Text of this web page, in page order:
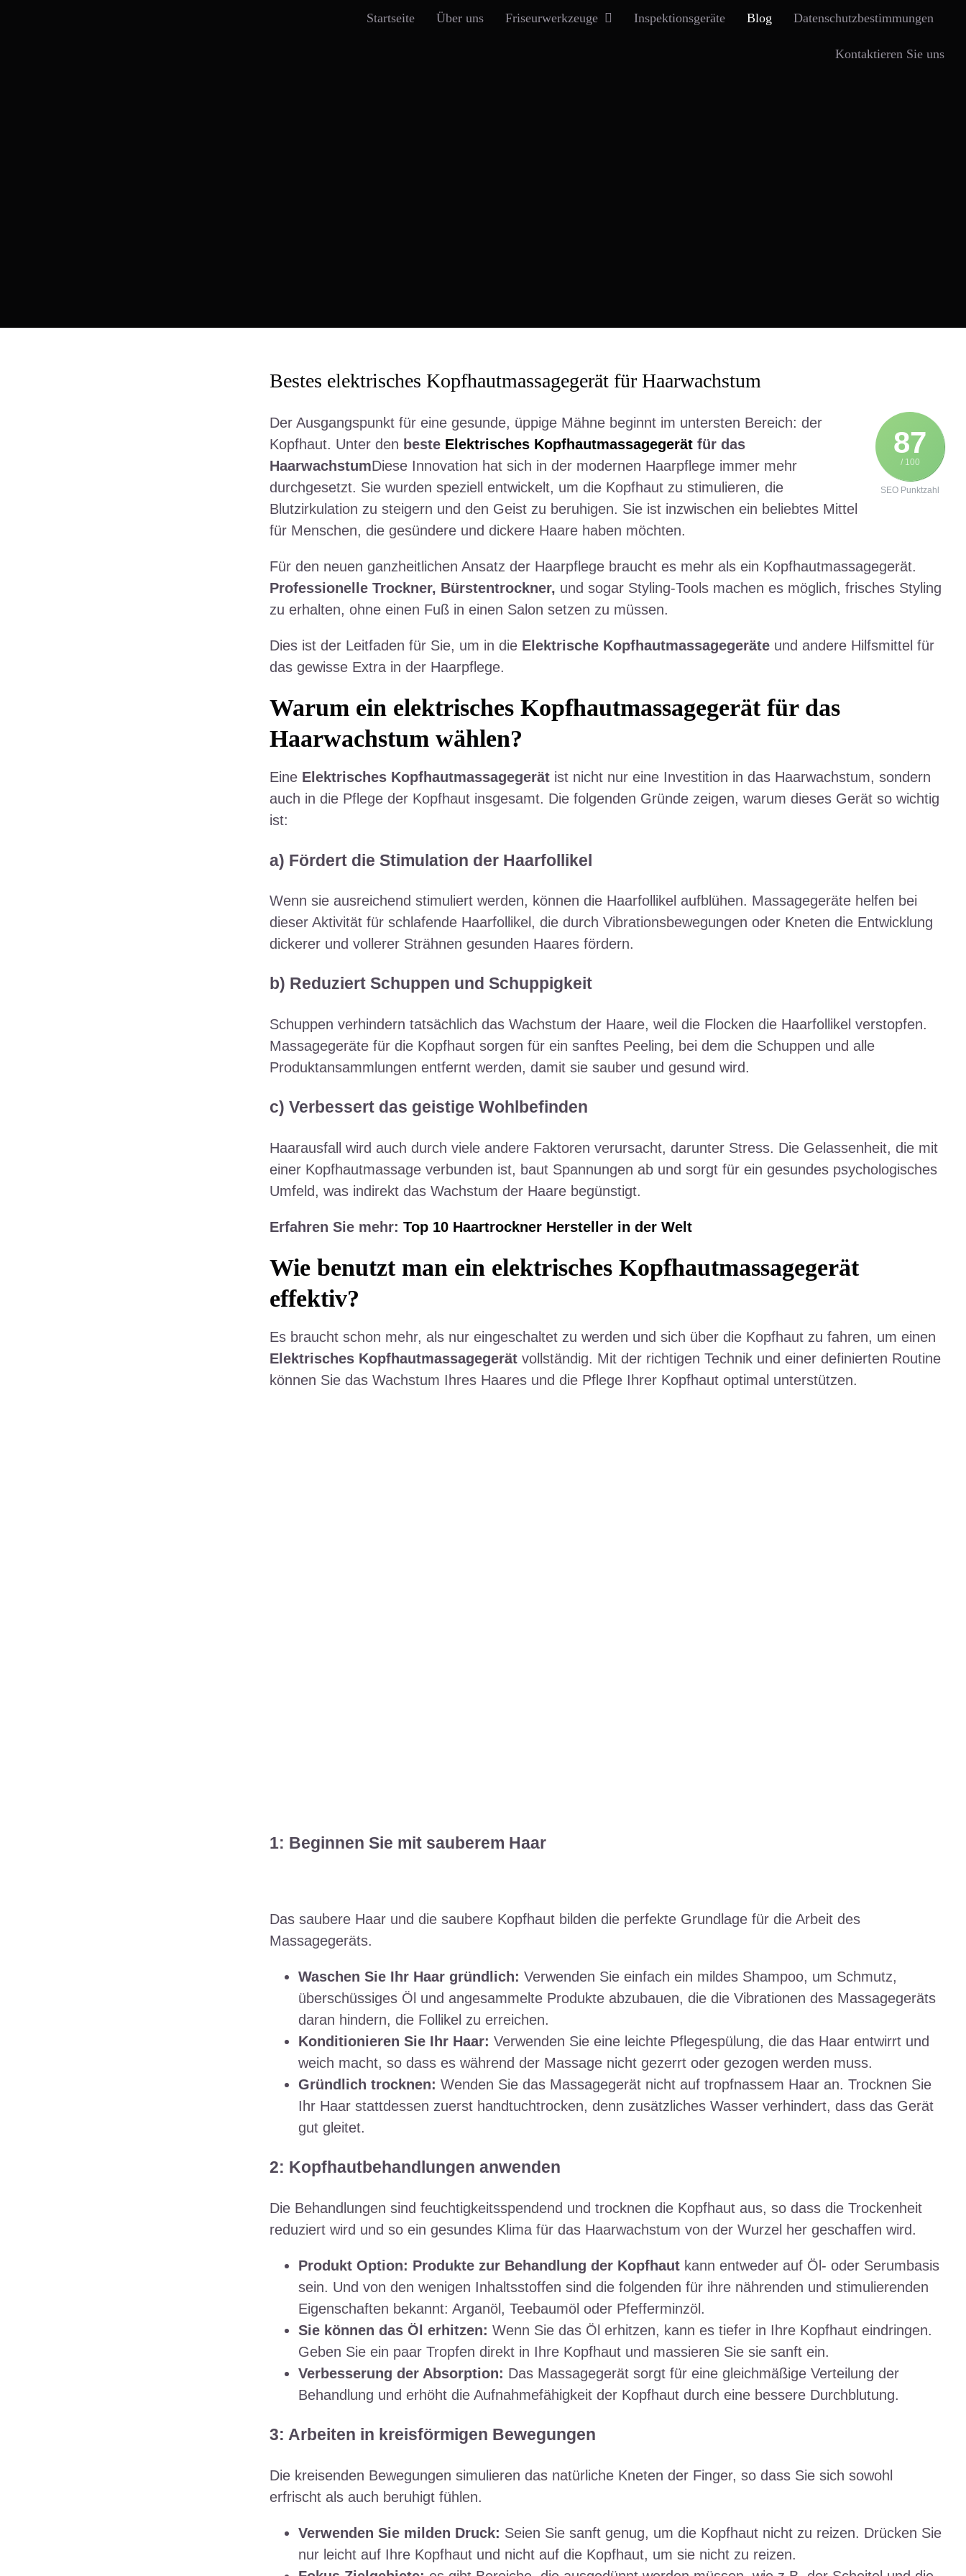
Startseite Über uns Friseurwerkzeuge Inspektionsgeräte Blog Datenschutzbestimmungen
Kontaktieren Sie uns
Bestes elektrisches Kopfhautmassagegerät für Haarwachstum
87
/ 100
SEO Punktzahl
Der Ausgangspunkt für eine gesunde, üppige Mähne beginnt im untersten Bereich: der
Kopfhaut. Unter den beste Elektrisches Kopfhautmassagegerätfür das
HaarwachstumDiese Innovation hat sich in der modernen Haarpflege immer mehr
durchgesetzt. Sie wurden speziell entwickelt, um die Kopfhaut zu stimulieren, die
Blutzirkulation zu steigern und den Geist zu beruhigen. Sie ist inzwischen ein beliebtes Mittel
für Menschen, die gesündere und dickere Haare haben möchten.
Für den neuen ganzheitlichen Ansatz der Haarpflege braucht es mehr als ein Kopfhautmassagegerät.
Professionelle Trockner, Bürstentrockner, und sogar Styling-Tools machen es möglich, frisches Styling
zu erhalten, ohne einen Fuß in einen Salon setzen zu müssen.
Dies ist der Leitfaden für Sie, um in die Elektrische Kopfhautmassagegeräteund andere Hilfsmittel für
das gewisse Extra in der Haarpflege.
Warum ein elektrisches Kopfhautmassagegerät für das
Haarwachstum wählen?
Eine Elektrisches Kopfhautmassagegerätist nicht nur eine Investition in das Haarwachstum, sondern
auch in die Pflege der Kopfhaut insgesamt. Die folgenden Gründe zeigen, warum dieses Gerät so wichtig
ist:
a) Fördert die Stimulation der Haarfollikel
Wenn sie ausreichend stimuliert werden, können die Haarfollikel aufblühen. Massagegeräte helfen bei
dieser Aktivität für schlafende Haarfollikel, die durch Vibrationsbewegungen oder Kneten die Entwicklung
dickerer und vollerer Strähnen gesunden Haares fördern.
b) Reduziert Schuppen und Schuppigkeit
Schuppen verhindern tatsächlich das Wachstum der Haare, weil die Flocken die Haarfollikel verstopfen.
Massagegeräte für die Kopfhaut sorgen für ein sanftes Peeling, bei dem die Schuppen und alle
Produktansammlungen entfernt werden, damit sie sauber und gesund wird.
c) Verbessert das geistige Wohlbefinden
Haarausfall wird auch durch viele andere Faktoren verursacht, darunter Stress. Die Gelassenheit, die mit
einer Kopfhautmassage verbunden ist, baut Spannungen ab und sorgt für ein gesundes psychologisches
Umfeld, was indirekt das Wachstum der Haare begünstigt.
Erfahren Sie mehr: Top 10 Haartrockner Hersteller in der Welt
Wie benutzt man ein elektrisches Kopfhautmassagegerät
effektiv?
Es braucht schon mehr, als nur eingeschaltet zu werden und sich über die Kopfhaut zu fahren, um einen
Elektrisches Kopfhautmassagegerätvollständig. Mit der richtigen Technik und einer definierten Routine
können Sie das Wachstum Ihres Haares und die Pflege Ihrer Kopfhaut optimal unterstützen.
1: Beginnen Sie mit sauberem Haar
Das saubere Haar und die saubere Kopfhaut bilden die perfekte Grundlage für die Arbeit des
Massagegeräts.
Waschen Sie Ihr Haar gründlich: Verwenden Sie einfach ein mildes Shampoo, um Schmutz,
überschüssiges Öl und angesammelte Produkte abzubauen, die die Vibrationen des Massagegeräts
daran hindern, die Follikel zu erreichen.
Konditionieren Sie Ihr Haar: Verwenden Sie eine leichte Pflegespülung, die das Haar entwirrt und
weich macht, so dass es während der Massage nicht gezerrt oder gezogen werden muss.
Gründlich trocknen: Wenden Sie das Massagegerät nicht auf tropfnassem Haar an. Trocknen Sie
Ihr Haar stattdessen zuerst handtuchtrocken, denn zusätzliches Wasser verhindert, dass das Gerät
gut gleitet.
2: Kopfhautbehandlungen anwenden
Die Behandlungen sind feuchtigkeitsspendend und trocknen die Kopfhaut aus, so dass die Trockenheit
reduziert wird und so ein gesundes Klima für das Haarwachstum von der Wurzel her geschaffen wird.
Produkt Option: Produkte zur Behandlung der Kopfhaut kann entweder auf Öl- oder Serumbasis
sein. Und von den wenigen Inhaltsstoffen sind die folgenden für ihre nährenden und stimulierenden
Eigenschaften bekannt: Arganöl, Teebaumöl oder Pfefferminzöl.
Sie können das Öl erhitzen: Wenn Sie das Öl erhitzen, kann es tiefer in Ihre Kopfhaut eindringen.
Geben Sie ein paar Tropfen direkt in Ihre Kopfhaut und massieren Sie sie sanft ein.
Verbesserung der Absorption: Das Massagegerät sorgt für eine gleichmäßige Verteilung der
Behandlung und erhöht die Aufnahmefähigkeit der Kopfhaut durch eine bessere Durchblutung.
3: Arbeiten in kreisförmigen Bewegungen
Die kreisenden Bewegungen simulieren das natürliche Kneten der Finger, so dass Sie sich sowohl
erfrischt als auch beruhigt fühlen.
Verwenden Sie milden Druck: Seien Sie sanft genug, um die Kopfhaut nicht zu reizen. Drücken Sie
nur leicht auf Ihre Kopfhaut und nicht auf die Kopfhaut, um sie nicht zu reizen.